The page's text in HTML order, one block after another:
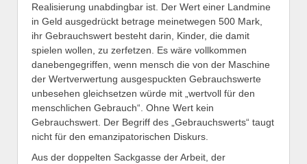
Realisierung unabdingbar ist. Der Wert einer Landmine
in Geld ausgedrückt betrage meinetwegen 500 Mark,
ihr Gebrauchswert besteht darin, Kinder, die damit
spielen wollen, zu zerfetzen. Es wäre vollkommen
danebengegriffen, wenn mensch die von der Maschine
der Wertverwertung ausgespuckten Gebrauchswerte
unbesehen gleichsetzen würde mit „wertvoll für den
menschlichen Gebrauch“. Ohne Wert kein
Gebrauchswert. Der Begriff des „Gebrauchswerts“ taugt
nicht für den emanzipatorischen Diskurs.
Aus der doppelten Sackgasse der Arbeit, der